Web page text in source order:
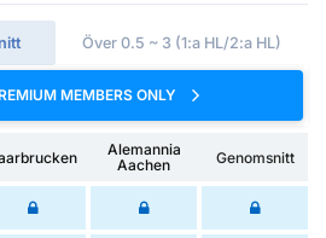
Över 0.5 ~ 3 (1:a HL/2:a HL)
MEMBERS ONLY
Alemannia
Aachen
Genomsnitt